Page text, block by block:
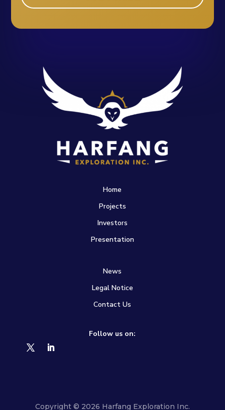
Home
Projects
Investors
Presentation
News
Legal Notice
Contact Us
Follow us on:
Copyright © 2026 Harfang Exploration Inc.